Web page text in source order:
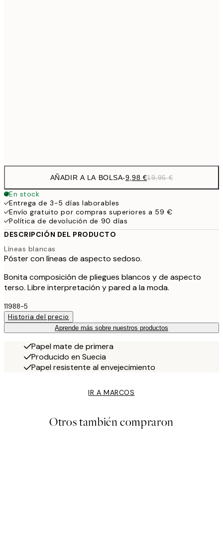
AÑADIR A LA BOLSA-9,98 €19,95 €
En stock
Entrega de 3-5 días laborables
Envío gratuito por compras superiores a 59 €
Política de devolución de 90 días
DESCRIPCIÓN DEL PRODUCTO
Líneas blancas
Póster con líneas de aspecto sedoso.
Bonita composición de pliegues blancos y de aspecto
terso. Libre interpretación y pared a la moda.
11988-5
Historia del precio
Aprende más sobre nuestros productos
Papel mate de primera
Producido en Suecia
Papel resistente al envejecimiento
IR A MARCOS
Otros también compraron